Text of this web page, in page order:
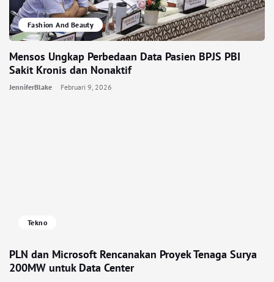
Fashion And Beauty
Mensos Ungkap Perbedaan Data Pasien BPJS PBI
Sakit Kronis dan Nonaktif
JenniferBlake Februari 9, 2026
Tekno
PLN dan Microsoft Rencanakan Proyek Tenaga Surya
200MW untuk Data Center